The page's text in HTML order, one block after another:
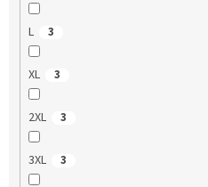
L 3
XL 3
2XL 3
3XL 3